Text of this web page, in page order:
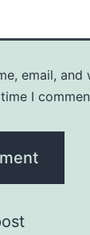
email,
I